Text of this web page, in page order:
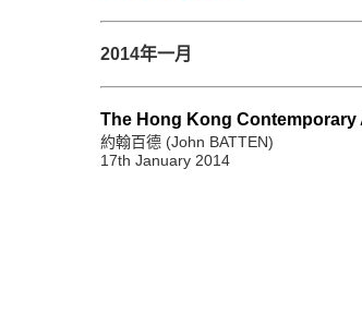
2014年一月
The Hong Kong Contemporary
約翰百德 (John BATTEN)
17th January 2014